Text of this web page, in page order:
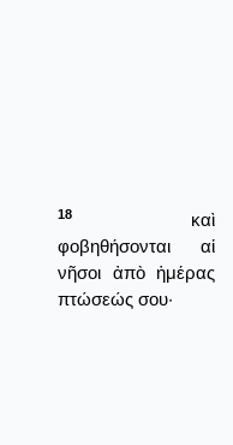
18
καὶ
φοβηθήσονται αἱ
νῆσοι ἀπὸ ἡμέρας
πτώσεώς σου·